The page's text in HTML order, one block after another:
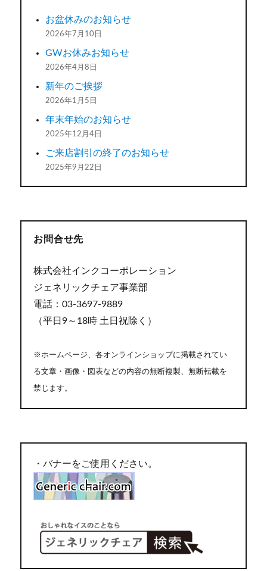
お盆休みのお知らせ
2026年7月10日
GWお休みお知らせ
2026年4月8日
新年のご挨拶
2026年1月5日
年末年始のお知らせ
2025年12月4日
ご来店割引の終了のお知らせ
2025年9月22日
お問合せ先
株式会社インクコーポレーション
ジェネリックチェア事業部
電話：03-3697-9889
（平日9～18時 土日祝除く）
※ホームページ、各オンラインショップに掲載されてい
る文章・画像・図表などの内容の無断複製、無断転載を
禁じます。
・バナーをご使用ください。